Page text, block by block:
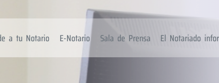
a tu Notario E-Notario Sala de Prensa El Notariado